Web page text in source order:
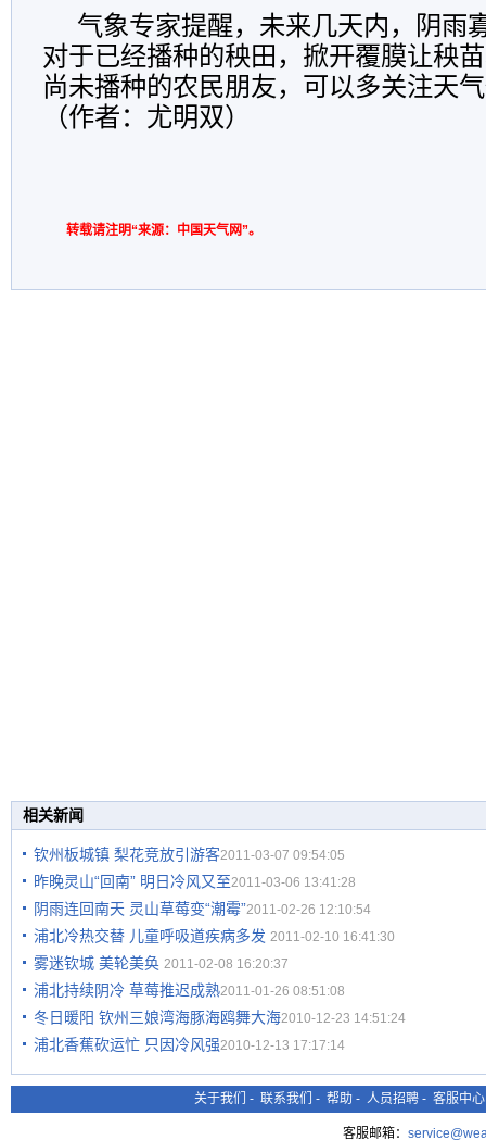
气象专家提醒，未来几天内，阴雨
对于已经播种的秧田，掀开覆膜让秧
尚未播种的农民朋友，可以多关注天
（作者：尤明双）
转载请注明“来源：中国天气网”。
相关新闻
钦州板城镇 梨花竞放引游客2011-03-07 09:54:05
昨晚灵山“回南” 明日冷风又至2011-03-06 13:41:28
阴雨连回南天 灵山草莓变“潮霉”2011-02-26 12:10:54
浦北冷热交替 儿童呼吸道疾病多发 2011-02-10 16:41:30
雾迷钦城 美轮美奂 2011-02-08 16:20:37
浦北持续阴冷 草莓推迟成熟2011-01-26 08:51:08
冬日暖阳 钦州三娘湾海豚海鸥舞大海2010-12-23 14:51:24
浦北香蕉砍运忙 只因冷风强2010-12-13 17:17:14
关于我们 - 联系我们 - 帮助 - 人员招聘 - 客服中心
客服邮箱：